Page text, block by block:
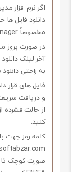
اگر نرم افزار
دانلود فایل ها
مخصوصاً internet download manager استفاده کنید.
در صورت بروز
آخر لینک
به راحتی
فایل های قرار
و دریافت
کنید.
کلمه رمز جهت
صورت کوچک